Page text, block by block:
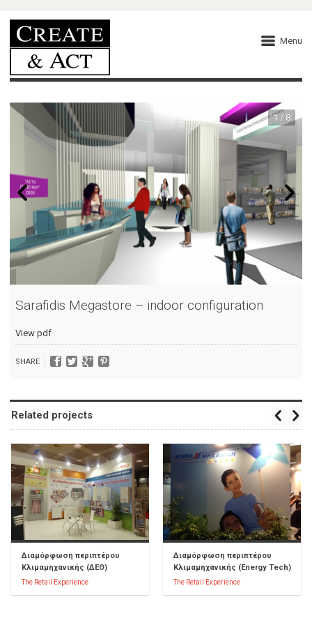
Menu
1 / 8
Sarafidis Megastore – indoor configuration
View pdf
SHARE
Related projects
Διαμόρφωση περιπτέρου
Κλιμαμηχανικής (ΔΕΘ)
The Retail Experience
Διαμόρφωση περιπτέρου
Κλιμαμηχανικής (Energy Tech)
The Retail Experience